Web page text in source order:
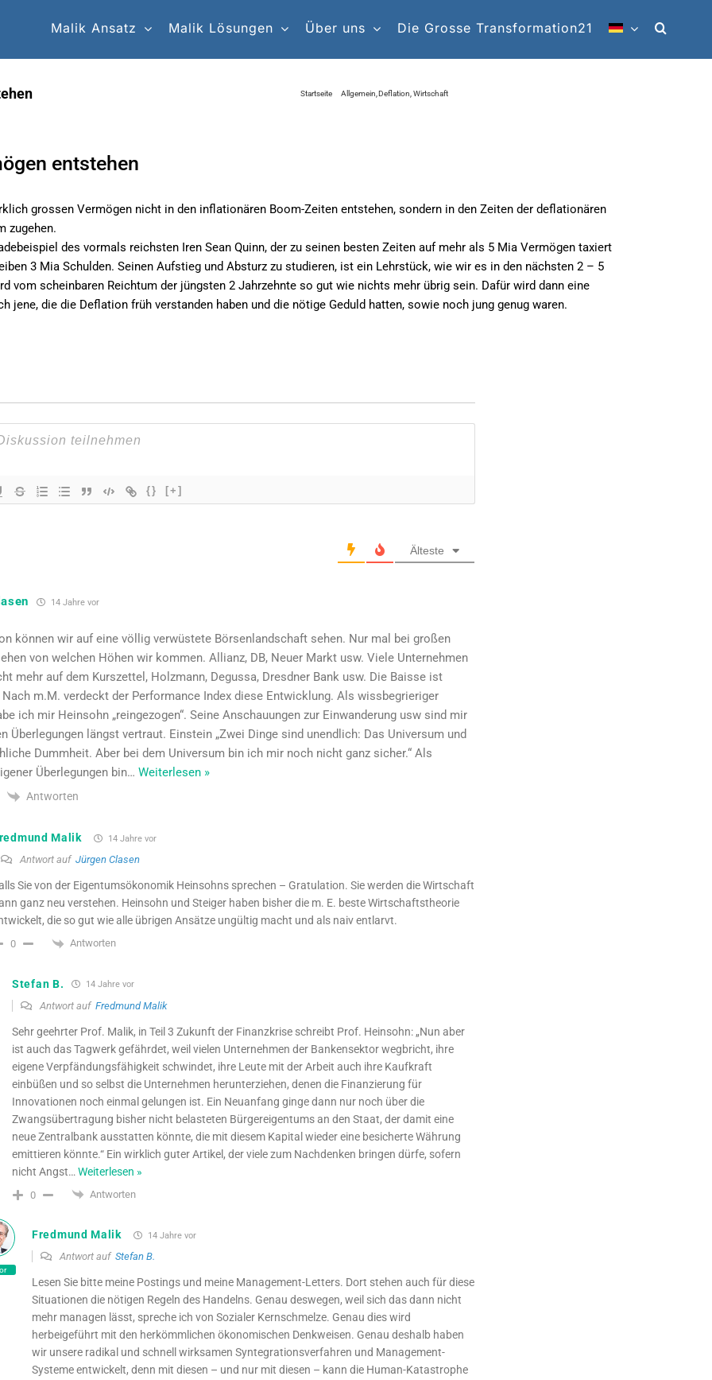
Malik Ansatz Malik Lösungen Über uns Die Grosse Transformation21
Startseite Allgemein Deflation Wirtschaft
entstehen
grossen Vermögen nicht in den inflationären Boom-Zeiten entstehen, sondern in den Zeiten der deflationären
zugehen.
des vormals reichsten Iren Sean Quinn, der zu seinen besten Zeiten auf mehr als 5 Mia Vermögen taxiert
3 Mia Schulden. Seinen Aufstieg und Absturz zu studieren, ist ein Lehrstück, wie wir es in den nächsten 2 – 5
vom scheinbaren Reichtum der jüngsten 2 Jahrzehnte so gut wie nichts mehr übrig sein. Dafür wird dann eine
jene, die die Deflation früh verstanden haben und die nötige Geduld hatten, sowie noch jung genug waren.
{} [+]
Älteste
14 Jahre vor
können wir auf eine völlig verwüstete Börsenlandschaft sehen. Nur mal bei großen
von welchen Höhen wir kommen. Allianz, DB, Neuer Markt usw. Viele Unternehmen
mehr auf dem Kurszettel, Holzmann, Degussa, Dresdner Bank usw. Die Baisse ist
m.M. verdeckt der Performance Index diese Entwicklung. Als wissbegrieriger
ich mir Heinsohn „reingezogen“. Seine Anschauungen zur Einwanderung usw sind mir
Überlegungen längst vertraut. Einstein „Zwei Dinge sind unendlich: Das Universum und
Dummheit. Aber bei dem Universum bin ich mir noch nicht ganz sicher.“ Als
Überlegungen bin… Weiterlesen »
Antworten
Malik 14 Jahre vor
Antwort auf Jürgen Clasen
Sie von der Eigentumsökonomik Heinsohns sprechen – Gratulation. Sie werden die Wirtschaft
ganz neu verstehen. Heinsohn und Steiger haben bisher die m. E. beste Wirtschaftstheorie
die so gut wie alle übrigen Ansätze ungültig macht und als naiv entlarvt.
0 Antworten
Stefan B. 14 Jahre vor
Antwort auf Fredmund Malik
Sehr geehrter Prof. Malik, in Teil 3 Zukunft der Finanzkrise schreibt Prof. Heinsohn: „Nun aber
ist auch das Tagwerk gefährdet, weil vielen Unternehmen der Bankensektor wegbricht, ihre
eigene Verpfändungsfähigkeit schwindet, ihre Leute mit der Arbeit auch ihre Kaufkraft
einbüßen und so selbst die Unternehmen herunterziehen, denen die Finanzierung für
Innovationen noch einmal gelungen ist. Ein Neuanfang ginge dann nur noch über die
Zwangsübertragung bisher nicht belasteten Bürgereigentums an den Staat, der damit eine
neue Zentralbank ausstatten könnte, die mit diesem Kapital wieder eine besicherte Währung
emittieren könnte.“ Ein wirklich guter Artikel, der viele zum Nachdenken bringen dürfe, sofern
nicht Angst… Weiterlesen »
0 Antworten
Fredmund Malik 14 Jahre vor
Antwort auf Stefan B.
Lesen Sie bitte meine Postings und meine Management-Letters. Dort stehen auch für diese
Situationen die nötigen Regeln des Handelns. Genau deswegen, weil sich das dann nicht
mehr managen lässt, spreche ich von Sozialer Kernschmelze. Genau dies wird
herbeigeführt mit den herkömmlichen ökonomischen Denkweisen. Genau deshalb haben
wir unsere radikal und schnell wirksamen Syntegrationsverfahren und Management-
Systeme entwickelt, denn mit diesen – und nur mit diesen – kann die Human-Katastrophe